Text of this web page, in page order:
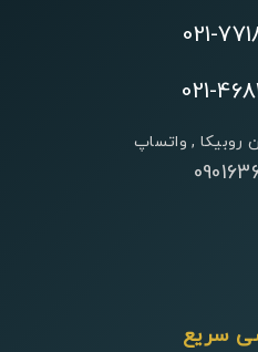
021-
021-
روبیکا , واتساپ
سریع